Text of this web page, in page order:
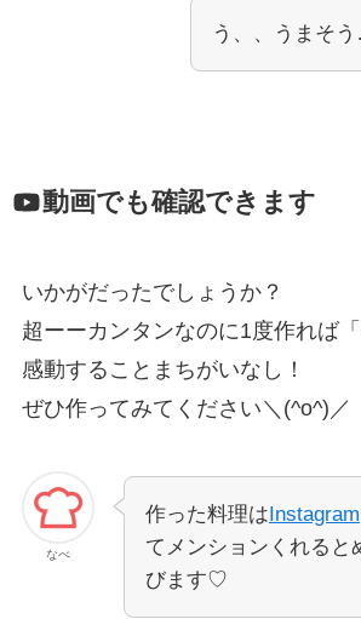
う、、うまそう
動画でも確認できます
いかがだったでしょうか？
超ーーカンタンなのに1度作れば
感動することまちがいなし！
ぜひ作ってみてください＼(^o^)／
なべ
作った料理はInstagram
てメンションくれると
びます♡